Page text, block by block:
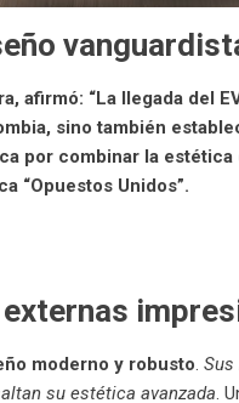
afirmó: “La llegada del
sino también
por combinar la
“Opuestos Unidos”.
moderno y robusto. Sus
su estética avanzada.